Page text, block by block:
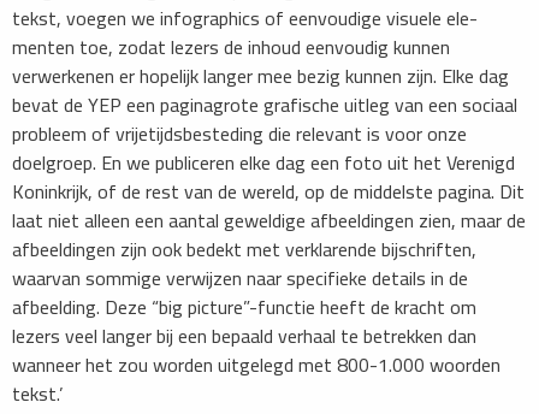
tekst, voegen we infographics of eenvoudige visuele ele-
menten toe, zodat lezers de inhoud eenvoudig kunnen
verwerkenen er hopelijk langer mee bezig kunnen zijn. Elke dag
bevat de YEP een paginagrote grafische uitleg van een sociaal
probleem of vrijetijdsbesteding die relevant is voor onze
doelgroep. En we publiceren elke dag een foto uit het Verenigd
Koninkrijk, of de rest van de wereld, op de middelste pagina. Dit
laat niet alleen een aantal geweldige afbeeldingen zien, maar de
afbeeldingen zijn ook bedekt met verklarende bijschriften,
waarvan sommige verwijzen naar specifieke details in de
afbeelding. Deze “big picture”-functie heeft de kracht om
lezers veel langer bij een bepaald verhaal te betrekken dan
wanneer het zou worden uitgelegd met 800-1.000 woorden
tekst.’